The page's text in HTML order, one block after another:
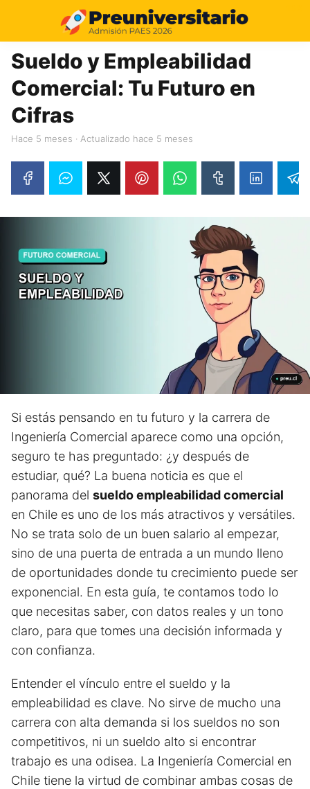
Sueldo y Empleabilidad
Comercial: Tu Futuro en
Cifras
hace 5 meses · Actualizado hace 5 meses
Si estás pensando en tu futuro y la carrera de
Ingeniería Comercial aparece como una opción,
seguro te has preguntado: ¿y después de
estudiar, qué? La buena noticia es que el
panorama del sueldo empleabilidad comercial
en Chile es uno de los más atractivos y versátiles.
No se trata solo de un buen salario al empezar,
sino de una puerta de entrada a un mundo lleno
de oportunidades donde tu crecimiento puede ser
exponencial. En esta guía, te contamos todo lo
que necesitas saber, con datos reales y un tono
claro, para que tomes una decisión informada y
con confianza.
Entender el vínculo entre el sueldo y la
empleabilidad es clave. No sirve de mucho una
carrera con alta demanda si los sueldos no son
competitivos, ni un sueldo alto si encontrar
trabajo es una odisea. La Ingeniería Comercial en
Chile tiene la virtud de combinar ambas cosas de